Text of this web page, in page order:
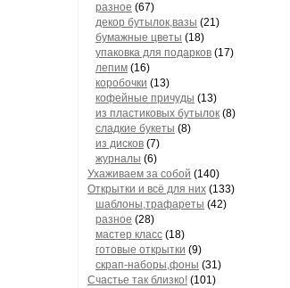
разное (67)
декор бутылок,вазы (21)
бумажные цветы (18)
упаковка для подарков (17)
лепим (16)
коробочки (13)
кофейные причуды (13)
из пластиковых бутылок (8)
сладкие букеты (8)
из дисков (7)
журналы (6)
Ухаживаем за собой (140)
Открытки и всё для них (133)
шаблоны,трафареты (42)
разное (28)
мастер класс (18)
готовые открытки (9)
скрап-наборы,фоны (31)
Счастье так близко! (101)